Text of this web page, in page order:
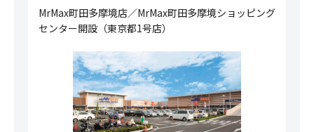
MrMax町田多摩境店／MrMax町田多摩境ショッピング
センター開設（東京都1号店）